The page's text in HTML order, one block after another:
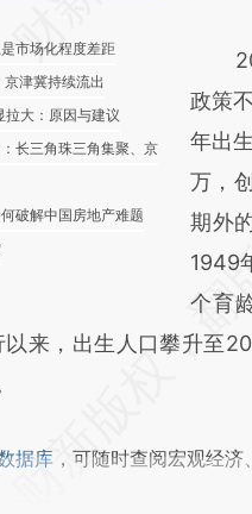
市场化程度差距
津冀持续流出
大：原因与建议
长三角珠三角集聚、京
破解中国房地产难题
政策
年出
万，
期外
1949
个育
以来，出生人口攀升至
据库 ，可随时查阅宏观经